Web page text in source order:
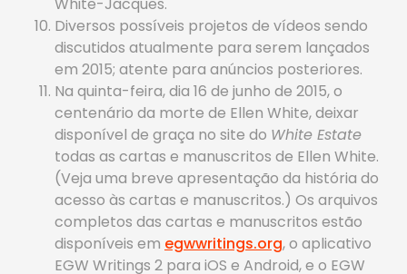
Diversos possíveis projetos de vídeos sendo
discutidos atualmente para serem lançados
em 2015; atente para anúncios posteriores.
Na quinta-feira, dia 16 de junho de 2015, o
centenário da morte de Ellen White, deixar
disponível de graça no site do White Estate
todas as cartas e manuscritos de Ellen White.
(Veja uma breve apresentação da história do
acesso às cartas e manuscritos.) Os arquivos
completos das cartas e manuscritos estão
disponíveis em egwwritings.org, o aplicativo
EGW Writings 2 para iOS e Android, e o EGW